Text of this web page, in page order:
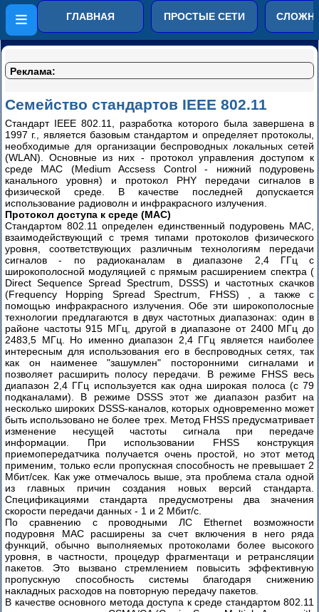
Компьютерные сети от
простого к сложному
ГЛАВНАЯ ПРОСТЫЕ СЕТИ
Реклама:
Семейство стандартов IEEE 802.11
Стандарт IEEE 802.11, разработка которого была завершена в
1997 г., является базовым стандартом и определяет протоколы,
необходимые для организации беспроводных локальных сетей
(WLAN). Основные из них - протокол управления доступом к
среде MAC (Medium Accsess Control - нижний подуровень
канального уровня) и протокол PHY передачи сигналов в
физической среде. В качестве последней допускается
использование радиоволн и инфракрасного излучения.
Протокол доступа к среде (MAC)
Стандартом 802.11 определен единственный подуровень MAC,
взаимодействующий с тремя типами протоколов физического
уровня, соответствующих различным технологиям передачи
сигналов - по радиоканалам в диапазоне 2,4 ГГц с
широкополосной модуляцией с прямым расширением спектра (
Direct Sequence Spread Spectrum, DSSS) и частотных скачков
(Frequency Hopping Spread Spectrum, FHSS) , а также с
помощью инфракрасного излучения. Обе эти широкополосные
технологии предлагаются в двух частотных диапазонах: один в
районе частоты 915 МГц, другой в диапазоне от 2400 МГц до
2483,5 МГц. Но именно диапазон 2,4 ГГц является наиболее
интересным для использования его в беспроводных сетях, так
как он наименее "зашумлен" посторонними сигналами и
позволяет расширить полосу передачи. В режиме FHSS весь
диапазон 2,4 ГГц используется как одна широкая полоса (с 79
подканалами). В режиме DSSS этот же диапазон разбит на
несколько широких DSSS-каналов, которых одновременно может
быть использовано не более трех. Метод FHSS предусматривает
изменение несущей частоты сигнала при передаче
информации. При использовании FHSS конструкция
приемопередатчика получается очень простой, но этот метод
применим, только если пропускная способность не превышает 2
Мбит/сек. Как уже отмечалось выше, эта проблема стала одной
из главных причин создания новых версий стандарта.
Спецификациями стандарта предусмотрены два значения
скорости передачи данных - 1 и 2 Мбит/с.
По сравнению с проводными ЛС Ethernet возможности
подуровня MAC расширены за счет включения в него ряда
функций, обычно выполняемых протоколами более высокого
уровня, в частности, процедур фрагментаци и ретрансляции
пакетов. Это вызвано стремлением повысить эффективную
пропускную способность системы благодаря снижению
накладных расходов на повторную передачу пакетов.
В качестве основного метода доступа к среде стандартом 802.11
технологий
Wi-
Fi
для
всех
Обзор
D-
Link
DWL-
2100AP
часть
1
Обзор
D-
Link
DWL-
2100AP
Часть
2
IEEE
802.11
Технология
PLC
Волоконно-
оптические
сети
Трансляция
сетевых
адресов
Трехуровневая
модель
CISCO